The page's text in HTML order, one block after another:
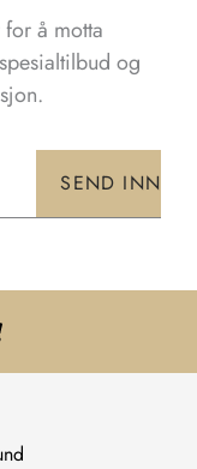
å motta
og
SEND INN